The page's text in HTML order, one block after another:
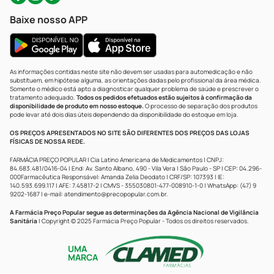
Baixe nosso APP
As informações contidas neste site não devem ser usadas para automedicação e não
substituem, em hipótese alguma, as orientações dadas pelo profissional da área médica.
Somente o médico está apto a diagnosticar qualquer problema de saúde e prescrever o
tratamento adequado. Todos os pedidos efetuados estão sujeitos à confirmação da
disponibilidade de produto em nosso estoque.O processo de separação dos produtos
pode levar até dois dias úteis dependendo da disponibilidade do estoque em loja.
OS PREÇOS APRESENTADOS NO SITE SÃO DIFERENTES DOS PREÇOS DAS LOJAS
FÍSICAS DE NOSSA REDE.
FARMÁCIA PREÇO POPULAR | Cia Latino Americana de Medicamentos | CNPJ:
84.683.481/0416-04 | End: Av. Santo Albano, 490 - Vila Vera | São Paulo - SP | CEP: 04.296-
000Farmacêutica Responsável: Amanda Zelia Deodato | CRF/SP: 107393 | IE:
140.593.699.117 | AFE: 7.45817-2 | CMVS - 355030801-477-008910-1-0 | WhatsApp: (47) 9
9202-1687 | e-mail: atendimento@precopopular.com.br.
A Farmácia Preço Popular segue as determinações da Agência Nacional de Vigilância
Sanitária | Copyright © 2025 Farmácia Preço Popular - Todos os direitos reservados.
UMA
MARCA